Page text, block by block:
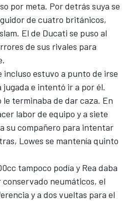
por meta. Por detrás suya se
de cuatro británicos,
El de Ducati se puso al
de sus rivales para
incluso estuvo a punto de irse
jugada e intentó ir a por él.
le terminaba de dar caza. En
labor de equipo y a siete
su compañero para intentar
Lowes se mantenía quinto
tampoco podía y Rea daba
neumáticos, el
y a dos vueltas para el